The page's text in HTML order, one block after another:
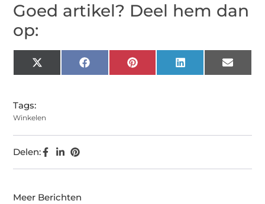
Goed artikel? Deel hem dan
op:
X
(Twitter)
Facebook Pinterest LinkedIn Email
Tags:
Winkelen
Delen:
Meer Berichten